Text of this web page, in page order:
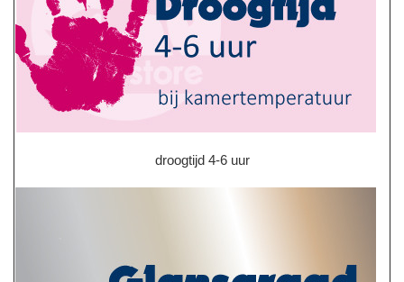
droogtijd 4-6 uur